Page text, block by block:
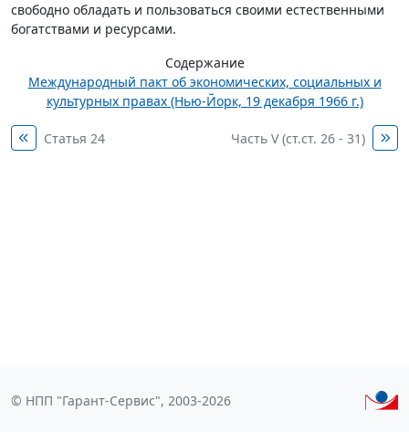
свободно обладать и пользоваться своими естественными
богатствами и ресурсами.
Содержание
Международный пакт об экономических, социальных и
культурных правах (Нью-Йорк, 19 декабря 1966 г.)
Статья 24 Часть V (ст.ст. 26 - 31)
© НПП "Гарант-Сервис", 2003-2026